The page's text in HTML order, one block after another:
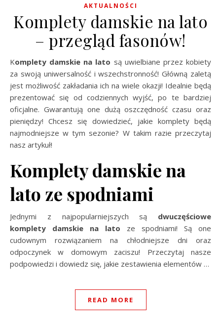
AKTUALNOŚCI
Komplety damskie na lato
– przegląd fasonów!
Komplety damskie na lato są uwielbiane przez kobiety
za swoją uniwersalność i wszechstronność! Główną zaletą
jest możliwość zakładania ich na wiele okazji! Idealnie będą
prezentować się od codziennych wyjść, po te bardziej
oficjalne. Gwarantują one dużą oszczędność czasu oraz
pieniędzy! Chcesz się dowiedzieć, jakie komplety będą
najmodniejsze w tym sezonie? W takim razie przeczytaj
nasz artykuł!
Komplety damskie na
lato ze spodniami
Jednymi z najpopularniejszych są dwuczęściowe
komplety damskie na lato ze spodniami! Są one
cudownym rozwiązaniem na chłodniejsze dni oraz
odpoczynek w domowym zaciszu! Przeczytaj nasze
podpowiedzi i dowiedz się, jakie zestawienia elementów …
READ MORE